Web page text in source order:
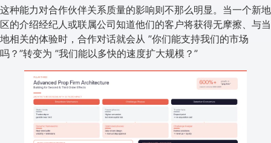
这种能力对合作伙伴关系质量的影响则不那么明显。当一个新地
区的介绍经纪人或联属公司知道他们的客户将获得无摩擦、与当
地相关的体验时，合作对话就会从 ”你们能支持我们的市场
吗？”转变为 ”我们能以多快的速度扩大规模？”